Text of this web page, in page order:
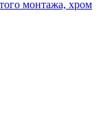
монтажа, хром